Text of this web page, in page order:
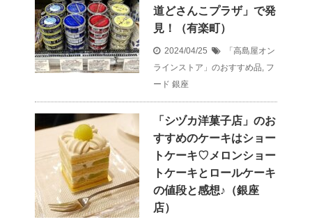
道どさんこプラザ」で発
見！（有楽町）
2024/04/25
「高島屋オン
ラインストア」のおすすめ品, フ
ード 銀座
「シヅカ洋菓子店」のお
すすめのケーキはショー
トケーキ♡メロンショー
トケーキとロールケーキ
の値段と感想♪（銀座
店）